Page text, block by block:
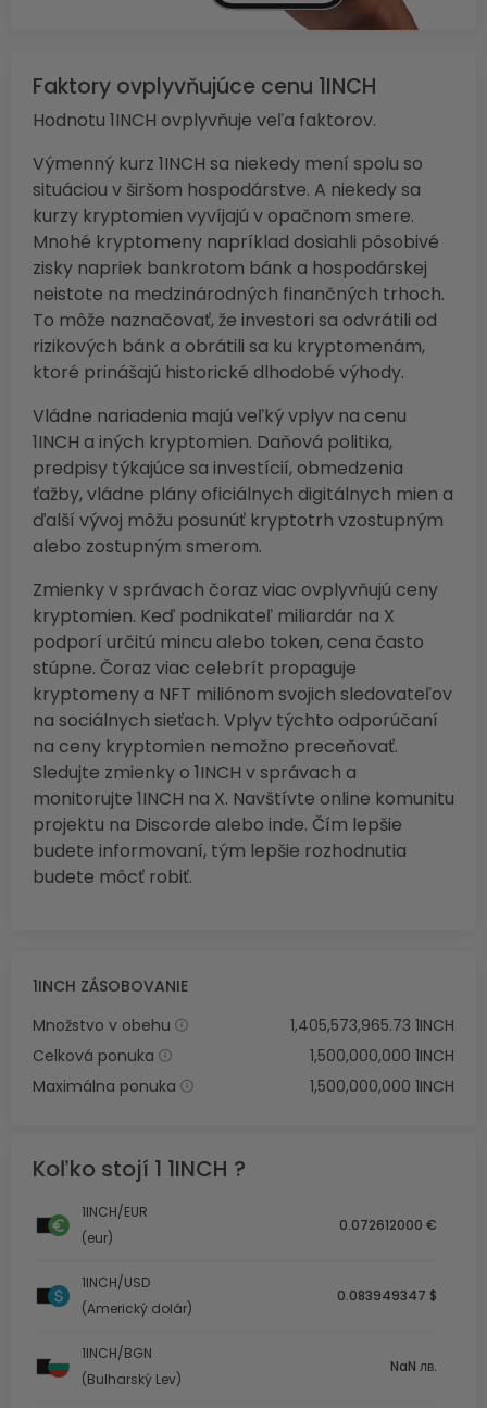
Faktory ovplyvňujúce cenu 1INCH
Hodnotu 1INCH ovplyvňuje veľa faktorov.
Výmenný kurz 1INCH sa niekedy mení spolu so
situáciou v širšom hospodárstve. A niekedy sa
kurzy kryptomien vyvíjajú v opačnom smere.
Mnohé kryptomeny napríklad dosiahli pôsobivé
zisky napriek bankrotom bánk a hospodárskej
neistote na medzinárodných finančných trhoch.
To môže naznačovať, že investori sa odvrátili od
rizikových bánk a obrátili sa ku kryptomenám,
ktoré prinášajú historické dlhodobé výhody.
Vládne nariadenia majú veľký vplyv na cenu
1INCH a iných kryptomien. Daňová politika,
predpisy týkajúce sa investícií, obmedzenia
ťažby, vládne plány oficiálnych digitálnych mien a
ďalší vývoj môžu posunúť kryptotrh vzostupným
alebo zostupným smerom.
Zmienky v správach čoraz viac ovplyvňujú ceny
kryptomien. Keď podnikateľ miliardár na X
podporí určitú mincu alebo token, cena často
stúpne. Čoraz viac celebrít propaguje
kryptomeny a NFT miliónom svojich sledovateľov
na sociálnych sieťach. Vplyv týchto odporúčaní
na ceny kryptomien nemožno preceňovať.
Sledujte zmienky o 1INCH v správach a
monitorujte 1INCH na X. Navštívte online komunitu
projektu na Discorde alebo inde. Čím lepšie
budete informovaní, tým lepšie rozhodnutia
budete môcť robiť.
1INCH ZÁSOBOVANIE
Množstvo v obehu
1,405,573,965.73 1INCH
Celková ponuka
1,500,000,000 1INCH
Maximálna ponuka
1,500,000,000 1INCH
Koľko stojí 1 1INCH ?
1INCH/EUR
(eur)
0.072612000 €
1INCH/USD
(Americký dolár)
0.083949347 $
1INCH/BGN
(Bulharský Lev)
NaN лв.